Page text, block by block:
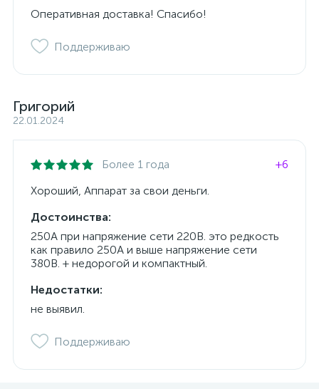
Оперативная доставка! Спасибо!
Поддерживаю
Григорий
22.01.2024
Более 1 года
+6
Хороший, Аппарат за свои деньги.
Достоинства:
250А при напряжение сети 220В. это редкость
как правило 250А и выше напряжение сети
380В. + недорогой и компактный.
Недостатки:
не выявил.
Поддерживаю